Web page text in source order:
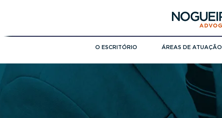
O ESCRITÓRIO ÁREAS DE ATUAÇÃO